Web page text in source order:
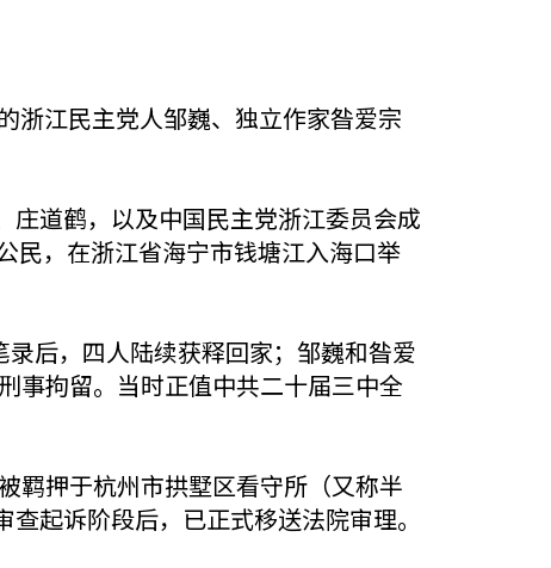
浙江民主党人邹巍、独立作家昝爱宗
道鹤，以及中国民主党浙江委员会成
民，在浙江省海宁市钱塘江入海口举
后，四人陆续获释回家；邹巍和昝爱
拘留。当时正值中共二十届三中全
羁押于杭州市拱墅区看守所（又称半
起诉阶段后，已正式移送法院审理。